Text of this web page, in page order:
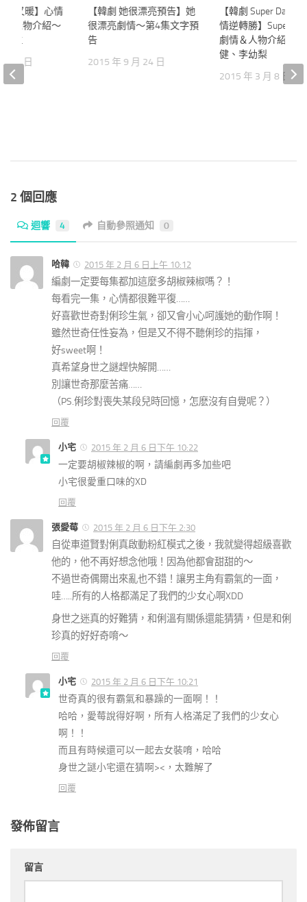
【韓劇 她很漂亮預告】她
很漂亮劇情～第4集文字預
告
2015 年 9 月 24 日
【韓劇 Super Daddy
情逆轉勝】Super
劇情＆人物介紹～
健、李幼梨
2015 年 3 月 8 日
好又暖】心情
＆人物介紹～
素拉
26 日
2 個回應
迴響 4 自動參照通知 0
哈韓 2015 年 2 月 6 日上午 10:12
編劇一定要每集都加這麼多胡椒辣椒嗎？！
每看完一集，心情都很難平復……
好喜歡世奇對俐珍生氣，卻又會小心呵護她的動作啊！
雖然世奇任性妄為，但是又不得不聽俐珍的指揮，
好sweet啊！
真希望身世之謎趕快解開……
別讓世奇那麼苦痛……
（PS.俐珍對喪失某段兒時回憶，怎麽沒有自覺呢？）
回覆
小宅 2015 年 2 月 6 日下午 10:22
一定要胡椒辣椒的啊，請編劇再多加些吧
小宅很愛重口味的XD
回覆
張愛莓 2015 年 2 月 6 日下午 2:30
自從車道賢對俐真啟動粉紅模式之後，我就變得超級喜歡
他的，他不再好想念他哦！因為他都會甜甜的～
不過世奇偶爾出來亂也不錯！讓男主角有霸氣的一面，
哇…..所有的人格都滿足了我們的少女心啊XDD
身世之迷真的好難猜，和俐溫有關係還能猜猜，但是和俐
珍真的好好奇唷～
回覆
小宅 2015 年 2 月 6 日下午 10:21
世奇真的很有霸氣和暴躁的一面啊！！
哈哈，愛莓說得好啊，所有人格滿足了我們的少女心
啊！！
而且有時候還可以一起去女裝唷，哈哈
身世之謎小宅還在猜啊><，太難解了
回覆
發佈留言
留言